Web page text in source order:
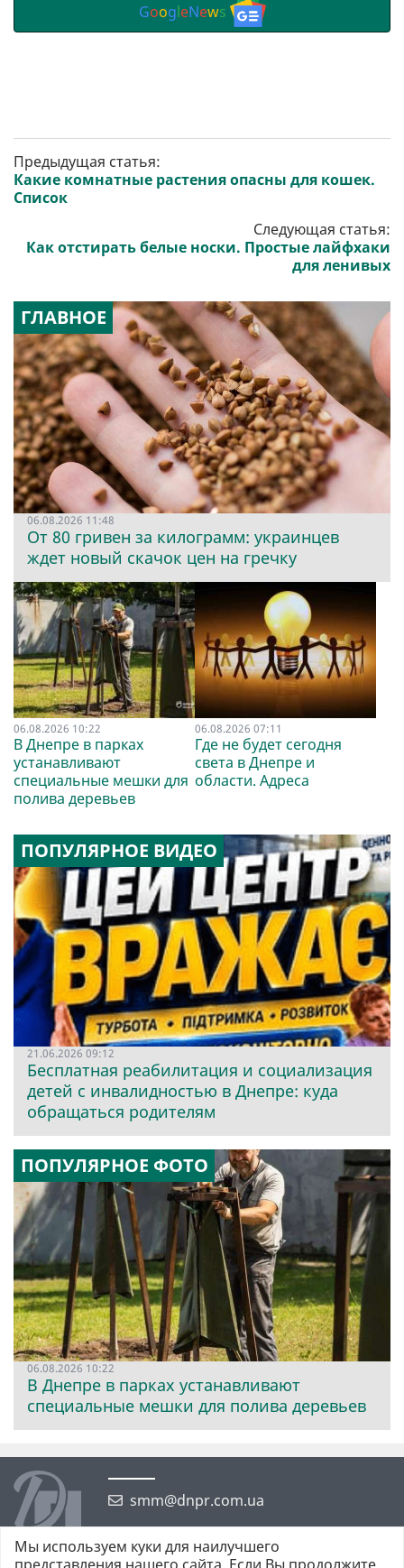
GoogleNews
Предыдущая статья:
Какие комнатные растения опасны для кошек.
Список
Следующая статья:
Как отстирать белые носки. Простые лайфхаки
для ленивых
ГЛАВНОЕ
06.08.2026 11:48
От 80 гривен за килограмм: украинцев
ждет новый скачок цен на гречку
06.08.2026 10:22
В Днепре в парках
устанавливают
специальные мешки для
полива деревьев
06.08.2026 07:11
Где не будет сегодня
света в Днепре и
области. Адреса
ПОПУЛЯРНОЕ ВИДЕО
21.06.2026 09:12
Бесплатная реабилитация и социализация
детей с инвалидностью в Днепре: куда
обращаться родителям
ПОПУЛЯРНОЕ ФОТО
06.08.2026 10:22
В Днепре в парках устанавливают
специальные мешки для полива деревьев
smm@dnpr.com.ua
Мы используем куки для наилучшего